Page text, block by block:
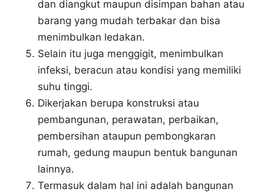
dan diangkut maupun disimpan bahan atau
barang yang mudah terbakar dan bisa
menimbulkan ledakan.
Selain itu juga menggigit, menimbulkan
infeksi, beracun atau kondisi yang memiliki
suhu tinggi.
Dikerjakan berupa konstruksi atau
pembangunan, perawatan, perbaikan,
pembersihan ataupun pembongkaran
rumah, gedung maupun bentuk bangunan
lainnya.
Termasuk dalam hal ini adalah bangunan